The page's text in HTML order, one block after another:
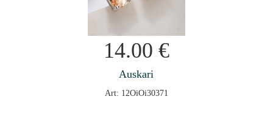
14.00 €
Auskari
Art: 12OiOi30371